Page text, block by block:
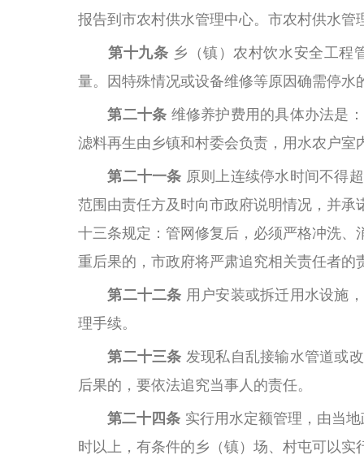
报告到市农村供水管理中心。市农村供水
第十九条 乡（镇）农村饮水安全工程
量。因特殊情况或设备维修等原因确需停水
第二十条 维修养护费用的具体办法是
滤料再生由乡镇和村委会负责，用水农户
第二十一条 原则上连续停水时间不得
范围由责任方及时向市政府说明情况，并
十三条规定：管网修复后，必须严格冲洗
重后果的，市政府将严肃追究相关责任者的
第二十二条 用户安装或拆迁用水设施
理手续。
第二十三条 发现私自乱接输水管道或
后果的，要依法追究当事人的责任。
第二十四条 实行用水定额管理，由当
时以上，有条件的乡（镇）场、村屯可以实